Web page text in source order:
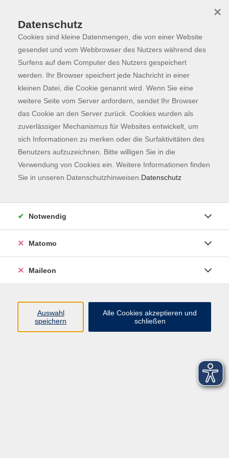
Skip to main content
Programm
Der Kurs konnte nicht gefunden werden.
Kontaktformular
Impressum
AGB
Datenschutzerklärung
Datenschutz
Cookies sind kleine Datenmengen, die von einer Website
gesendet und vom Webbrowser des Nutzers während des
Surfens auf dem Computer des Nutzers gespeichert
werden. Ihr Browser speichert jede Nachricht in einer
kleinen Datei, die Cookie genannt wird. Wenn Sie eine
weitere Seite vom Server anfordern, sendet Ihr Browser
das Cookie an den Server zurück. Cookies wurden als
zuverlässiger Mechanismus für Websites entwickelt, um
sich Informationen zu merken oder die Surfaktivitäten des
Benutzers aufzuzeichnen. Bitte willigen Sie in die
Verwendung von Cookies ein. Weitere Informationen finden
Sie in unseren Datenschutzhinweisen. Datenschutz
×
Notwendig
Matomo
Maileon
Auswahl
speichern
Alle Cookies akzeptieren und
schließen